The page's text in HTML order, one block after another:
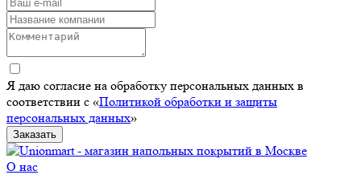
Я даю согласие на обработку персональных данных в
соответствии с «Политикой обработки и защиты
персональных данных»
Заказать
О нас